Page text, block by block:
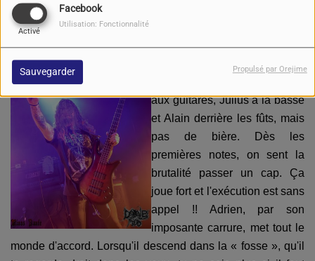
Facebook
Activé
Utilisation: Fonctionnalité
Sauvegarder Propulsé par Orejime
avec le line-up de
SPREADING DEATH, Adrien
aux guitares, Julius à la basse
et Alain derrière les fûts, mais
pas de bière. Dès les
premières notes, on sent la
brutalité passer un cap. Ça
joue fort et l'exécution est sans
appel !! Adrien, par son
imposante carrure, met tout le
monde d'accord. Lorsqu'il descend dans la « fosse », qu'il